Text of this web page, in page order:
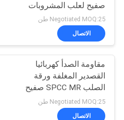
ورقة الألمنيوم
المجلفن
5
صفيح لعلب المشروبات
صفيح SPTE TFS
Negotiated MOQ:25 طن
الاتصال
مقاومة الصدأ كهربائيا
القصدير المغلفة ورقة
الصلب SPCC MR صفيح
Negotiated MOQ:25 طن
الاتصال